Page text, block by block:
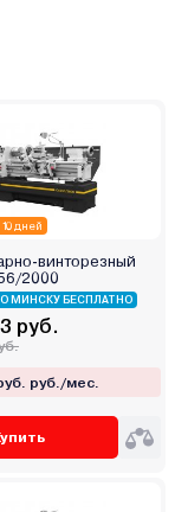
10 дней
винторезный
2000
МИНСКУ БЕСПЛАТНО
руб.
руб./мес.